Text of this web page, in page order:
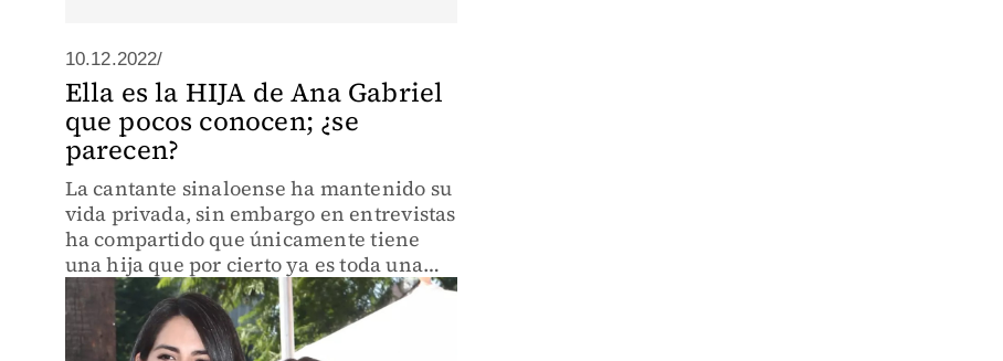
10.12.2022/
Ella es la HIJA de Ana Gabriel
que pocos conocen; ¿se
parecen?
La cantante sinaloense ha mantenido su
vida privada, sin embargo en entrevistas
ha compartido que únicamente tiene
una hija que por cierto ya es toda una
mujer.